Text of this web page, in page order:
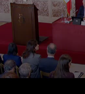
Fine contenuto
Vai al contenuto principale